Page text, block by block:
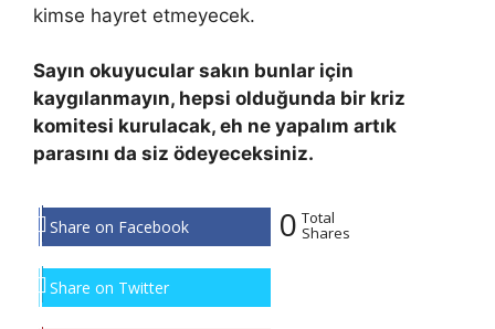
kimse hayret etmeyecek.
Sayın okuyucular sakın bunlar için
kaygılanmayın, hepsi olduğunda bir kriz
komitesi kurulacak, eh ne yapalım artık
parasını da siz ödeyeceksiniz.
Share on Facebook
Share on Twitter
0 Total
Shares